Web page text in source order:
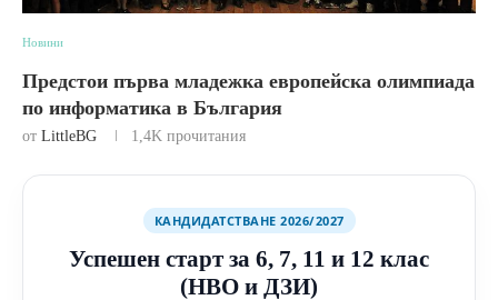
Новини
Предстои първа младежка европейска олимпиада
по информатика в България
от LittleBG 1,4K прочитания
КАНДИДАТСТВАНЕ 2026/2027
Успешен старт за 6, 7, 11 и 12 клас
(НВО и ДЗИ)